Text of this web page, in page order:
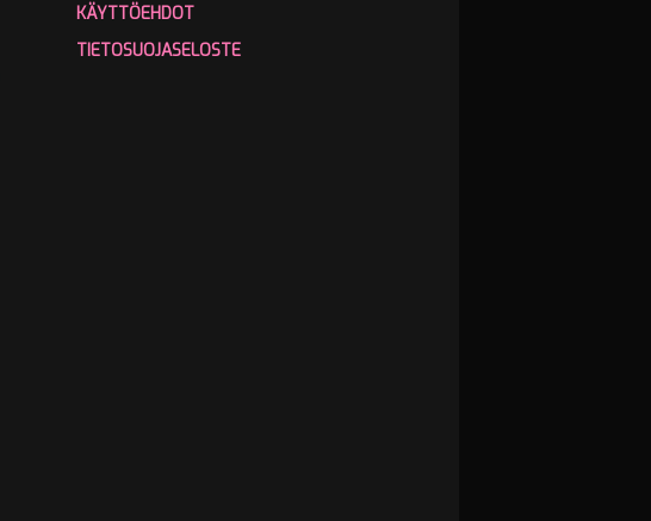
KÄYTTÖEHDOT
TIETOSUOJASELOSTE